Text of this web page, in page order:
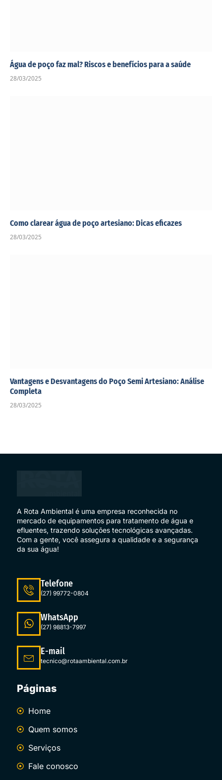
Água de poço faz mal? Riscos e benefícios para a saúde
28/03/2025
Como clarear água de poço artesiano: Dicas eficazes
28/03/2025
Vantagens e Desvantagens do Poço Semi Artesiano: Análise
Completa
28/03/2025
A Rota Ambiental é uma empresa reconhecida no
mercado de equipamentos para tratamento de água e
efluentes, trazendo soluções tecnológicas avançadas.
Com a gente, você assegura a qualidade e a segurança
da sua água!
Telefone
(27) 99772-0804
WhatsApp
(27) 98813-7997
E-mail
tecnico@rotaambiental.com.br
Páginas
Home
Quem somos
Serviços
Fale conosco